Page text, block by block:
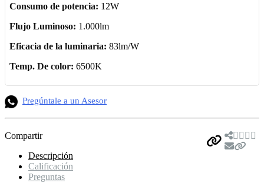
Consumo de potencia: 12W
Flujo Luminoso: 1.000lm
Eficacia de la luminaria: 83lm/W
Temp. De color: 6500K
Pregúntale a un Asesor
Compartir
Descripción
Calificación
Preguntas